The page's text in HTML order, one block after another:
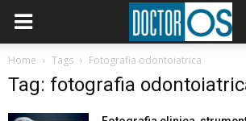
Home Tags Fotografia odontoiatrica
Tag: fotografia